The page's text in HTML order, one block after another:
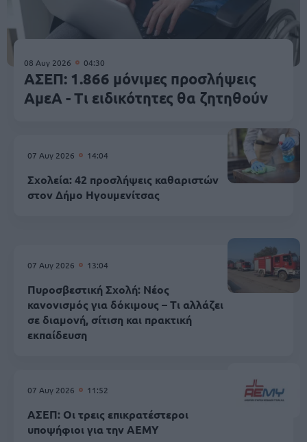
08 Αυγ 2026 04:30
ΑΣΕΠ: 1.866 μόνιμες προσλήψεις
ΑμεΑ - Τι ειδικότητες θα ζητηθούν
07 Αυγ 2026 14:04
Σχολεία: 42 προσλήψεις καθαριστών
στον Δήμο Ηγουμενίτσας
07 Αυγ 2026 13:04
Πυροσβεστική Σχολή: Νέος
κανονισμός για δόκιμους – Τι αλλάζει
σε διαμονή, σίτιση και πρακτική
εκπαίδευση
07 Αυγ 2026 11:52
ΑΣΕΠ: Οι τρεις επικρατέστεροι
υποψήφιοι για την ΑΕΜΥ